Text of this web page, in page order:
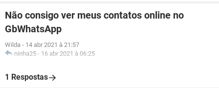
Não consigo ver meus contatos online no
GbWhatsApp
Wilda - 14 abr 2021 à 21:57
ninha25 - 16 abr 2021 à 06:25
1 Respostas